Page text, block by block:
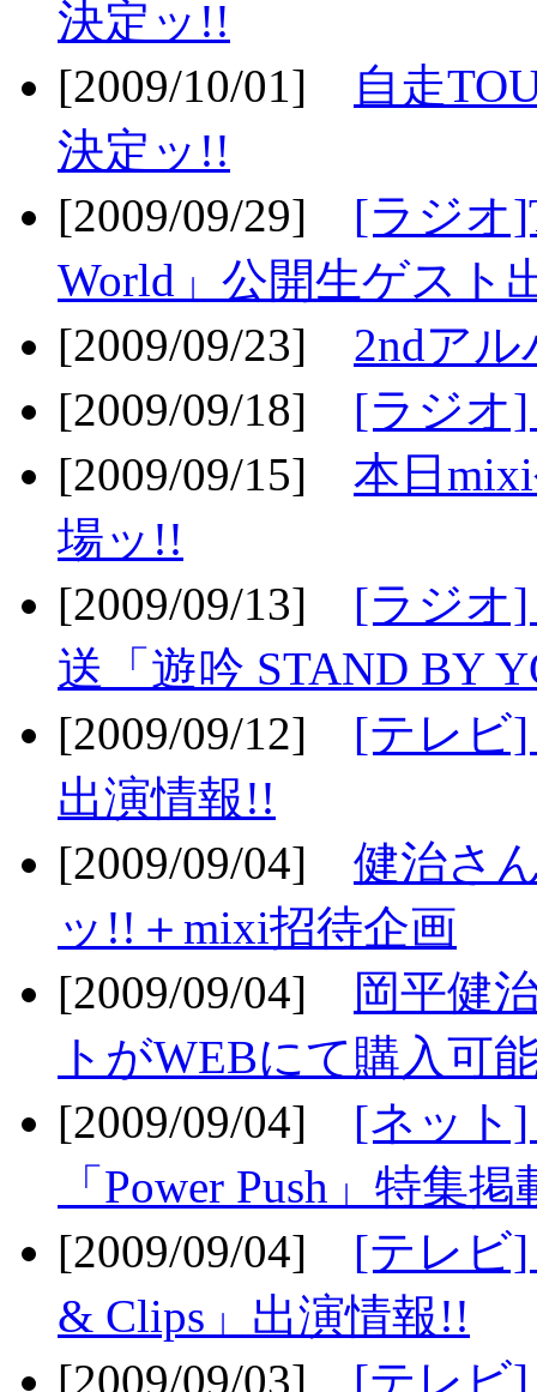
決定ッ!!
[2009/10/01]
自走
決定ッ!!
[2009/09/29] [ラジオ
World」公開生ゲスト
[2009/09/23] 2ndア
[2009/09/18] [ラジオ
[2009/09/15] 本日
場ッ!!
[2009/09/13] [ラジオ]
送「遊吟 STAND BY
[2009/09/12] [テレビ]
出演情報!!
[2009/09/04] 健治さ
ッ!!＋mixi招待企画
[2009/09/04]
岡平健
トがWEBにて購入可
[2009/09/04] [ネット]
「Power Push」特集
[2009/09/04] [テレビ]
& Clips」出演情報!!
[2009/09/03] [テレビ